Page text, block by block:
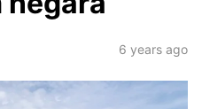
6 years ago